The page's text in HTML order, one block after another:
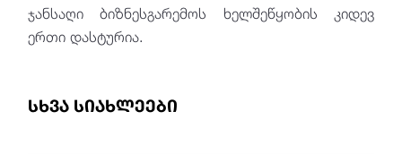
ჯანსაღი ბიზნესგარემოს ხელშეწყობის კიდევ
ერთი დასტურია.
სხვა სიახლეები